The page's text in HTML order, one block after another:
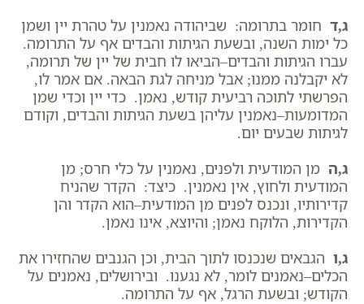
ג,ד חומר בתרומה: שביהודה נאמנין על טהרת יין ושמן
כל ימות השנה, ובשעת הגיתות והבדים אף על התרומה.
עברו הגיתות והבדים–הביאו לו חבית של יין של תרומה,
לא יקבלנה ממנו; אבל מניחה לגת הבאה. אם אמר לו,
הפרשתי לתוכה רביעית קודש, נאמן. כדי יין וכדי שמן
המדומעות–נאמנין עליהן בשעת הגיתות והבדים, וקודם
לגיתות שבעים יום.
ג,ה מן המודעית ולפנים, נאמנין על כלי חרס; מן
המודעית ולחוץ, אין נאמנין. כיצד: הקדר שהניח
קדירותיו, ונכנס לפנים מן המודעית–הוא הקדר והן
הקדירות, הלוקח נאמן; והיוצא, אינו נאמן.
ג,ו הגבאים שנכנסו לתוך הבית, וכן הגנבים שהחזירו את
הכלים–נאמנים לומר, לא נגענו. ובירושלים, נאמנים על
הקודש; ובשעת הרגל, אף על התרומה.